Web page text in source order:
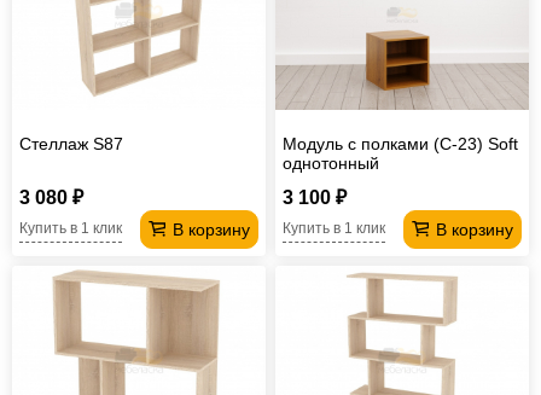
Стеллаж S87
3 080 ₽
В корзину
Купить в 1 клик
Модуль с полками (С-23) Soft
однотонный
3 100 ₽
В корзину
Купить в 1 клик